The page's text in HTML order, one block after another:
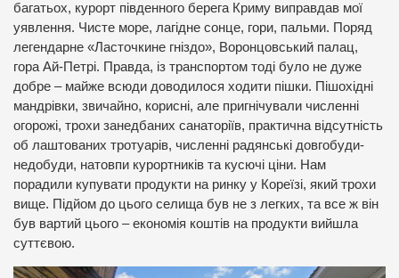
багатьох, курорт південного берега Криму виправдав мої
уявлення. Чисте море, лагідне сонце, гори, пальми. Поряд
легендарне «Ласточкине гніздо», Воронцовський палац,
гора Ай-Петрі. Правда, із транспортом тоді було не дуже
добре – майже всюди доводилося ходити пішки. Пішохідні
мандрівки, звичайно, корисні, але пригнічували численні
огорожі, трохи занедбаних санаторіїв, практична відсутність
об лаштованих тротуарів, численні радянські довгобуди-
недобуди, натовпи курортників та кусючі ціни. Нам
порадили купувати продукти на ринку у Кореїзі, який трохи
вище. Підйом до цього селища був не з легких, та все ж він
був вартий цього – економія коштів на продукти вийшла
суттєвою.